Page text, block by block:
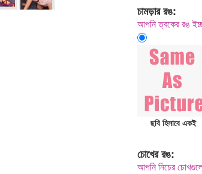
চামড়ার রঙ:
আপনি ত্বকের রঙ
ছবি হিসাবে একই
চোখের রঙ:
আপনি নিচের